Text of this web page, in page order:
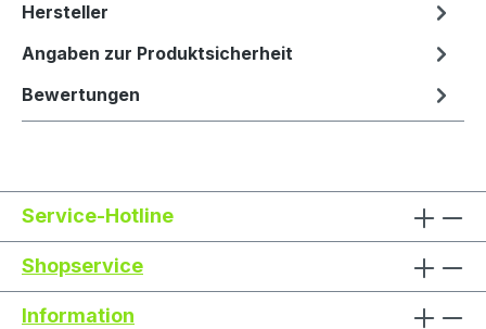
Hersteller
Angaben zur Produktsicherheit
Bewertungen
Service-Hotline
Shopservice
Information